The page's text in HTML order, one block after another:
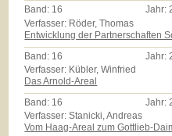
Band: 16 Jahr:
Verfasser: Röder, Thomas
Entwicklung der Partnerschaften
Band: 16 Jahr:
Verfasser: Kübler, Winfried
Das Arnold-Areal
Band: 16 Jahr:
Verfasser: Stanicki, Andreas
Vom Haag-Areal zum Gottlieb-